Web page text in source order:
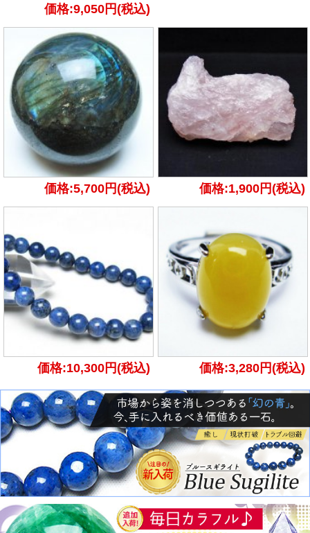
価格:9,050円(税込)
価格:5,700円(税込) 価格:1,900円(税込)
価格:10,300円(税込) 価格:3,280円(税込)